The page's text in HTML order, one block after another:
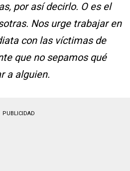
por así decirlo. O es el
Nos urge trabajar en
con las víctimas de
que no sepamos qué
a alguien.
PUBLICIDAD